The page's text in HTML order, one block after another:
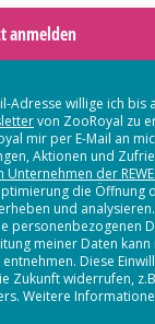
anmelden
Adresse willige ich bis
von ZooRoyal zu
mir per E-Mail an
Aktionen und
Unternehmen der
die Öffnung
und
personenbezogenen
meiner Daten kann
Diese
Zukunft widerrufen,
Weitere